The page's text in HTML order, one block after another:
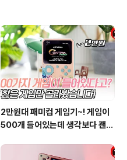
2만원대 패미컴 게임기~! 게임이
500개 들어있는데 생각보다 괜찮